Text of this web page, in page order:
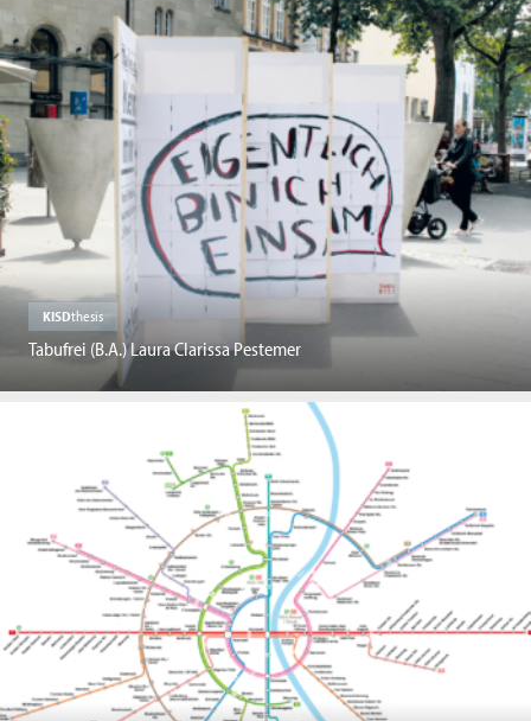
KISDthesis
Tabufrei (B.A.) Laura Clarissa Pestemer